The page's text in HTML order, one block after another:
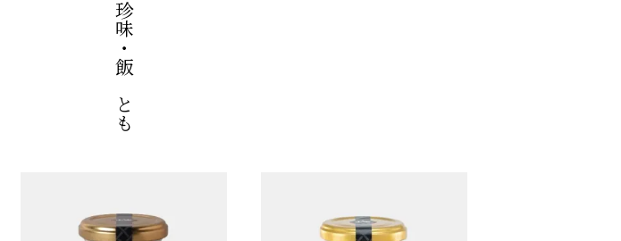
珍味・飯のとも